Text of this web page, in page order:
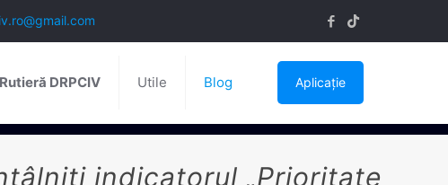
DRPCIV Utile Blog Aplicație
indicatorul „Prioritate